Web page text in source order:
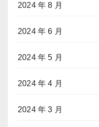
2024 年 8 月
2024 年 6 月
2024 年 5 月
2024 年 4 月
2024 年 3 月